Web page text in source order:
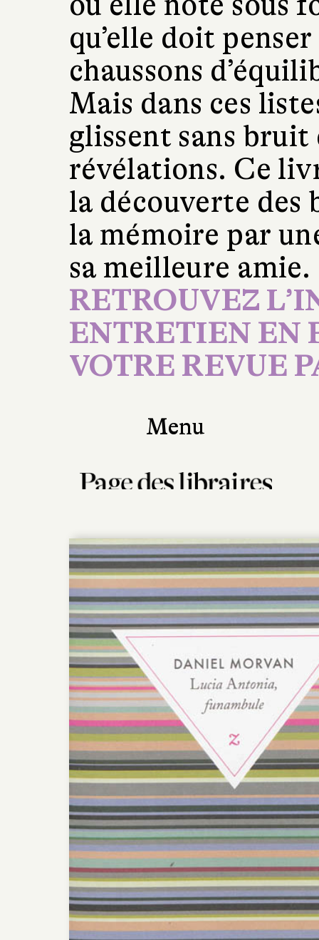
qu’elle doit
chaussons
Mais dans ces
glissent sans bruit
révélations. Ce
la découverte des
la mémoire par
sa meilleure
RETROUVEZ
ENTRETIEN EN
VOTRE REVUE